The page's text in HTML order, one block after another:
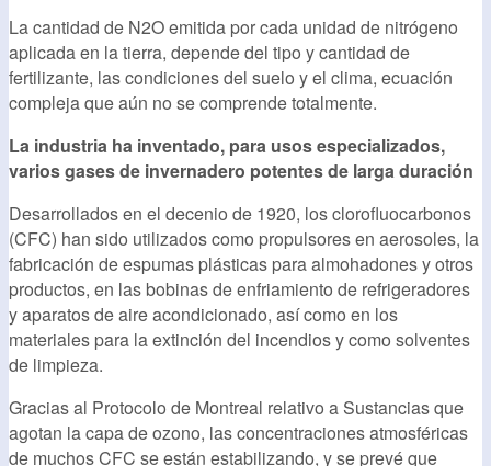
La cantidad de N2O emitida por cada unidad de nitrógeno
aplicada en la tierra, depende del tipo y cantidad de
fertilizante, las condiciones del suelo y el clima, ecuación
compleja que aún no se comprende totalmente.
La industria ha inventado, para usos especializados,
varios gases de invernadero potentes de larga duración
Desarrollados en el decenio de 1920, los clorofluocarbonos
(CFC) han sido utilizados como propulsores en aerosoles, la
fabricación de espumas plásticas para almohadones y otros
productos, en las bobinas de enfriamiento de refrigeradores
y aparatos de aire acondicionado, así como en los
materiales para la extinción del incendios y como solventes
de limpieza.
Gracias al Protocolo de Montreal relativo a Sustancias que
agotan la capa de ozono, las concentraciones atmosféricas
de muchos CFC se están estabilizando, y se prevé que